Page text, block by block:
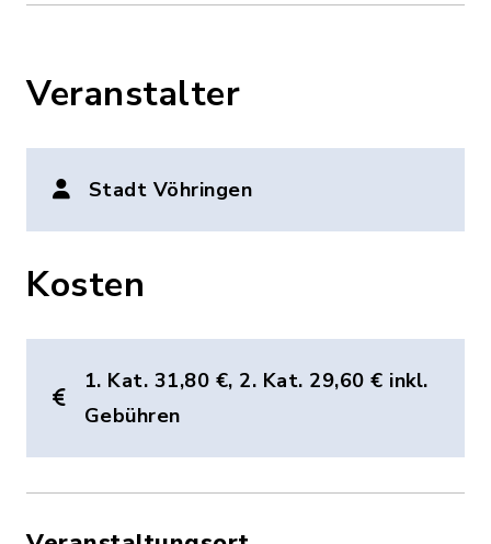
Veranstalter
Stadt Vöhringen
Kosten
1. Kat. 31,80 €, 2. Kat. 29,60 € inkl.
Gebühren